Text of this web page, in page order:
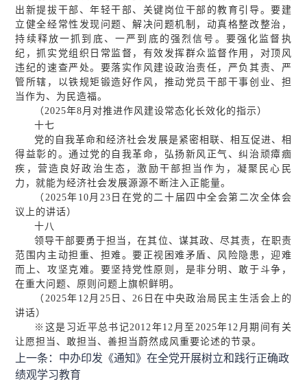
出新提拔干部、年轻干部、关键岗位干部的教育引导。要建
立健全经常性发现问题、解决问题机制，动真格整改整治，
持续释放一抓到底、一严到底的强烈信号。要强化监督执
纪，抓实党组织日常监督，有效发挥群众监督作用，对顶风
违纪的速查严处。要落实作风建设政治责任，严负其责、严
管所辖，以铁规矩锻造好作风，推动党员干部干事创业、担
当作为、为民造福。
（2025年8月对推进作风建设常态化长效化的指示）
十七
党的自我革命和经济社会发展是紧密相联、相互促进、相
得益彰的。通过党的自我革命，弘扬新风正气、纠治顽瘴痼
疾，营造良好政治生态，激励干部担当作为，凝聚民心民
力，就能为经济社会发展源源不断注入正能量。
（2025年10月23日在党的二十届四中全会第二次全体会
议上的讲话）
十八
领导干部要勇于担当，在其位、谋其政、尽其责，在职责
范围内主动担重、担难。要正视困难矛盾、风险隐患，迎难
而上、攻坚克难。要坚持党性原则，是非分明、敢于斗争，
在重大问题、原则问题上旗帜鲜明。
（2025年12月25日、26日在中央政治局民主生活会上的
讲话）
※这是习近平总书记2012年12月至2025年12月期间有关
让愿担当、敢担当、善担当蔚然成风重要论述的节录。
上一条：中办印发《通知》在全党开展树立和践行正确政
绩观学习教育